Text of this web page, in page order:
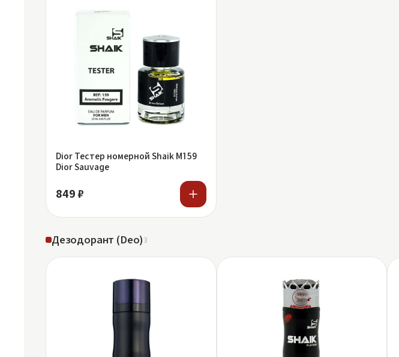
Dior Тестер номерной Shaik M159
Dior Sauvage
849 ₽
Дезодорант (Deo)3